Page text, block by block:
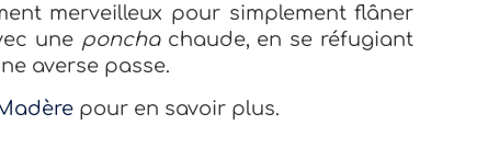
merveilleux pour simplement flâner
une ponchachaude, en se réfugiant
averse passe.
pour en savoir plus.